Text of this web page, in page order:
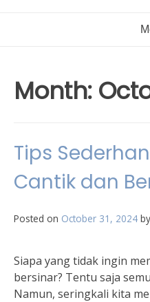
Month:
Tips
Cantik dan
Posted on October 31, 2024 by
Siapa yang tidak ingin
bersinar? Tentu saja
Namun, seringkali kita